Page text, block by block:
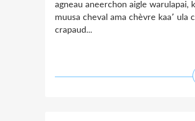
agneau aneerchon aigle warulapai,
muusa cheval ama chèvre kaa՚
crapaud...